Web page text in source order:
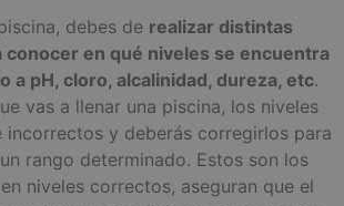
debes de realizar distintas
conocer en qué niveles se encuentra
a pH, cloro, alcalinidad, dureza, etc.
vas a llenar una piscina, los niveles
incorrectos y deberás corregirlos para
rango determinado. Estos son los
niveles correctos, aseguran que el